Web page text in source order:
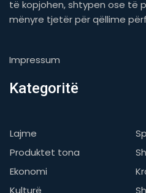
të kopjohen, shtypen ose të
mënyre tjetër për qëllime
Impressum
Kategoritë
Lajme
Produktet tona
Ekonomi
Kulturë